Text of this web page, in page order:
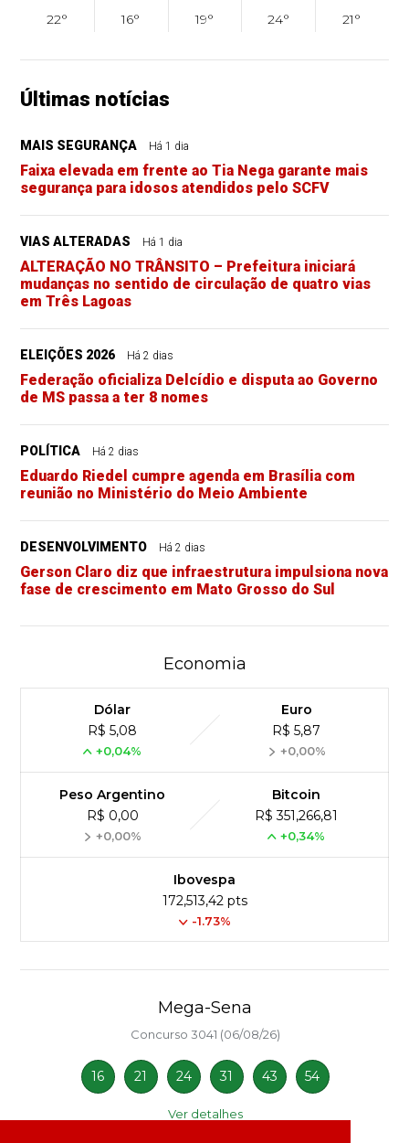
22°
16°
19°
24°
21°
Últimas notícias
MAIS SEGURANÇA Há 1 dia
Faixa elevada em frente ao Tia Nega garante mais
segurança para idosos atendidos pelo SCFV
VIAS ALTERADAS Há 1 dia
ALTERAÇÃO NO TRÂNSITO – Prefeitura iniciará
mudanças no sentido de circulação de quatro vias
em Três Lagoas
ELEIÇÕES 2026 Há 2 dias
Federação oficializa Delcídio e disputa ao Governo
de MS passa a ter 8 nomes
POLÍTICA Há 2 dias
Eduardo Riedel cumpre agenda em Brasília com
reunião no Ministério do Meio Ambiente
DESENVOLVIMENTO Há 2 dias
Gerson Claro diz que infraestrutura impulsiona nova
fase de crescimento em Mato Grosso do Sul
Economia
Dólar
R$ 5,08
+0,04%
Euro
R$ 5,87
+0,00%
Peso Argentino
R$ 0,00
+0,00%
Bitcoin
R$ 351,266,81
+0,34%
Ibovespa
172,513,42 pts
-1.73%
Mega-Sena
Concurso 3041 (06/08/26)
16 21 24 31 43 54
Ver detalhes